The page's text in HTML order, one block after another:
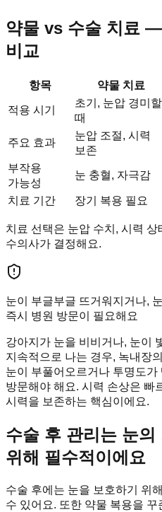
약물 vs 수술 치료
비교
항목 약물 치료
적용 시기
초기, 눈압 경미할
때
주요 효과
눈압 조절, 시력
보존
부작용
가능성
눈 충혈, 자극감
치료 기간 장기 복용 필요
치료 선택은 눈압 수치, 시력
수의사가 결정해요.
눈이 부글부글 뜨거워지거나,
즉시 병원 방문이 필요해요
강아지가 눈을 비비거나, 눈이
지속적으로 나는 경우, 녹내장
눈이 부풀어오르거나 투명도
방문해야 해요. 시력 손상은 빠
시력을 보존하는 핵심이에요.
수술 후 관리는 눈
위해 필수적이에요
수술 후에는 눈을 보호하기 위
수 있어요. 또한 약물 복용을